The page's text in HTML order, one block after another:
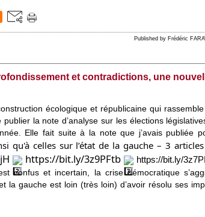
Published by Frédéric
et contradictions, une
écologique et républicaine qui
la note d’analyse sur les élections
Elle fait suite à la note que j’avais publiée
qu'à celles sur l’état de la gauche – 3
https://bit.ly/3z9PFtb https://bit.ly/
confus et incertain, la crise démocratique
la gauche est loin (très loin) d’avoir résolu ses